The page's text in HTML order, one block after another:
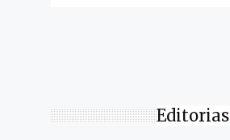
Editorias